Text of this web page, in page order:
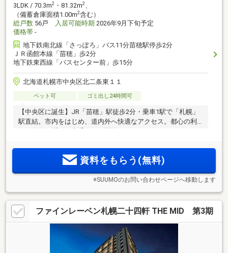
3LDK / 70.3m2 ・81.32m2 、
（備蓄倉庫面積1.00m2含む）
総戸数 56戸 入居可能時期 2026年9月下旬予定
価格帯 -
地下鉄南北線「さっぽろ」バス11分苗穂駅停歩2分
ＪＲ函館本線「苗穂」歩2分
地下鉄東西線「バスセンター前」歩15分
北海道札幌市中央区北二条東１１
ペット可 ゴミ出し24時間可
【中央区に誕生】JR「苗穂」駅徒歩2分・乗車1駅で「札幌」
駅直結。市内をはじめ、道内外へ快適なアクセス。都心の利
資料をもらう(無料)
※SUUMOのお問い合わせページへ移動します
ファインレーベン札幌二十四軒 THE MID 第3期